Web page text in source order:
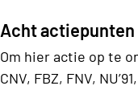
Acht actiepunten
Om hier actie op te
CNV, FBZ, FNV,